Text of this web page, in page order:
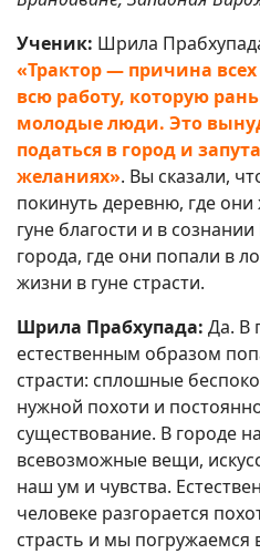
Ученик: Шрила
«Трактор — причина
всю работу, которую
молодые люди. Это
податься в город и
желаниях». Вы сказали,
покинуть деревню, где
гуне благости и в
города, где они попали в
жизни в гуне страсти.
Шрила Прабхупада: Да. В
естественным образом
страсти: сплошные
нужной похоти и
существование. В городе
всевозможные вещи,
наш ум и чувства.
человеке разгорается
страсть и мы погружаемся